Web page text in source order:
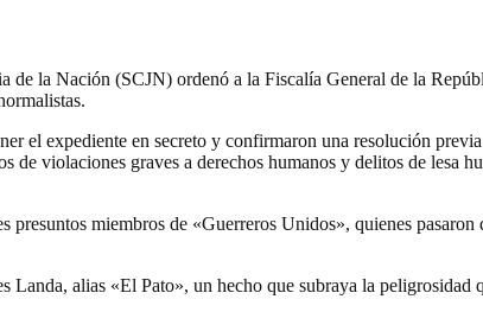
de la Nación (SCJN) ordenó a la Fiscalía General de la
el expediente en secreto y confirmaron una resolución
violaciones graves a derechos humanos y delitos de lesa
miembros de «Guerreros Unidos», quienes pasaron
alias «El Pato», un hecho que subraya la peligrosidad